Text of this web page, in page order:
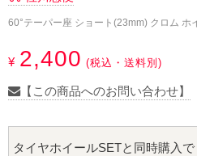
12インチ：夏タイヤホイール
13インチ：夏タイヤホイール
14インチ：夏タイヤホイール
15インチ：夏タイヤホイール
60°テーパー座 ショート(23mm) クロム
¥ 2,400 (税込・送料別)
【この商品へのお問い合わせ】
タイヤホイールSETと同時購入